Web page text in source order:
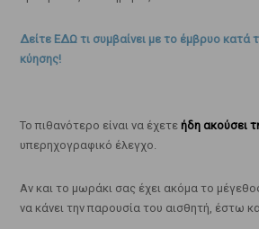
Δείτε ΕΔΩ τι συμβαίνει με το έμβρυο κατά
κύησης!
Το πιθανότερο είναι να έχετε ήδη ακούσει
υπερηχογραφικό έλεγχο.
Αν και το μωράκι σας έχει ακόμα το
να κάνει την παρουσία του αισθητή, έστω